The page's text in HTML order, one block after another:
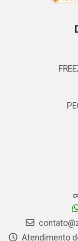
Atendimento